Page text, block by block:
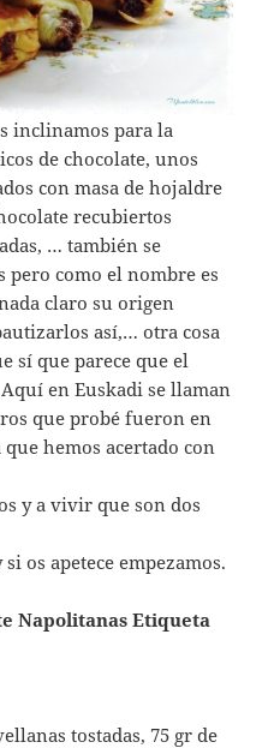
inclinamos para la
de chocolate, unos
con masa de hojaldre
recubiertos
… también se
pero como el nombre es
claro su origen
así,… otra cosa
sí que parece que el
en Euskadi se llaman
que probé fueron en
hemos acertado con
y a vivir que son dos
os apetece empezamos.
tostadas, 75 gr de